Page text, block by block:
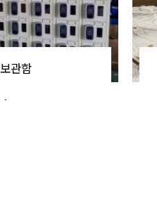
관함
.